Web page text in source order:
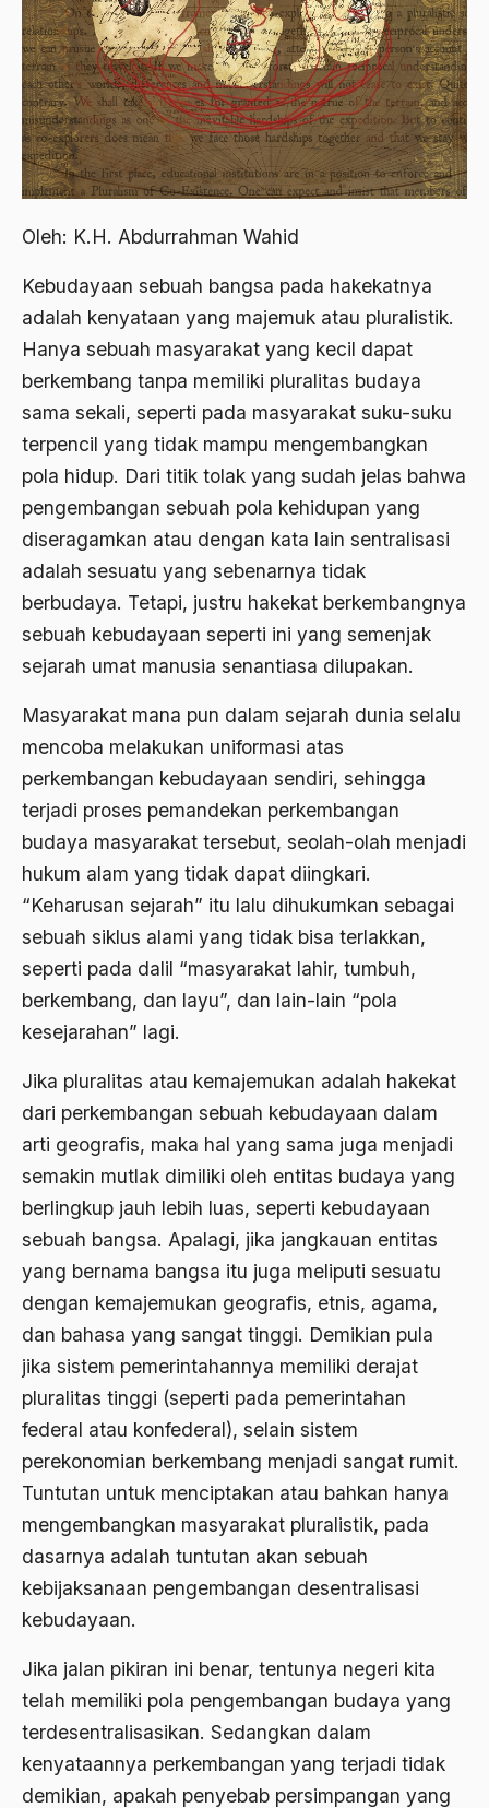
Oleh: K.H. Abdurrahman Wahid
Kebudayaan sebuah bangsa pada hakekatnya
adalah kenyataan yang majemuk atau pluralistik.
Hanya sebuah masyarakat yang kecil dapat
berkembang tanpa memiliki pluralitas budaya
sama sekali, seperti pada masyarakat suku-suku
terpencil yang tidak mampu mengembangkan
pola hidup. Dari titik tolak yang sudah jelas bahwa
pengembangan sebuah pola kehidupan yang
diseragamkan atau dengan kata lain sentralisasi
adalah sesuatu yang sebenarnya tidak
berbudaya. Tetapi, justru hakekat berkembangnya
sebuah kebudayaan seperti ini yang semenjak
sejarah umat manusia senantiasa dilupakan.
Masyarakat mana pun dalam sejarah dunia selalu
mencoba melakukan uniformasi atas
perkembangan kebudayaan sendiri, sehingga
terjadi proses pemandekan perkembangan
budaya masyarakat tersebut, seolah-olah menjadi
hukum alam yang tidak dapat diingkari.
“Keharusan sejarah” itu lalu dihukumkan sebagai
sebuah siklus alami yang tidak bisa terlakkan,
seperti pada dalil “masyarakat lahir, tumbuh,
berkembang, dan layu”, dan lain-lain “pola
kesejarahan” lagi.
Jika pluralitas atau kemajemukan adalah hakekat
dari perkembangan sebuah kebudayaan dalam
arti geografis, maka hal yang sama juga menjadi
semakin mutlak dimiliki oleh entitas budaya yang
berlingkup jauh lebih luas, seperti kebudayaan
sebuah bangsa. Apalagi, jika jangkauan entitas
yang bernama bangsa itu juga meliputi sesuatu
dengan kemajemukan geografis, etnis, agama,
dan bahasa yang sangat tinggi. Demikian pula
jika sistem pemerintahannya memiliki derajat
pluralitas tinggi (seperti pada pemerintahan
federal atau konfederal), selain sistem
perekonomian berkembang menjadi sangat rumit.
Tuntutan untuk menciptakan atau bahkan hanya
mengembangkan masyarakat pluralistik, pada
dasarnya adalah tuntutan akan sebuah
kebijaksanaan pengembangan desentralisasi
kebudayaan.
Jika jalan pikiran ini benar, tentunya negeri kita
telah memiliki pola pengembangan budaya yang
terdesentralisasikan. Sedangkan dalam
kenyataannya perkembangan yang terjadi tidak
demikian, apakah penyebab persimpangan yang
2012
2011
2010
2009
2008
2007
2005
2004
2002
2001
2000
1999
1998
1997
1995
1994
1993
1992
1990
1989
1985
1984
1982
1981
1979
1978
1977
1975
1974
1972
1971
Abdi Masyarakat
abdul wahid hasyim
Abdullah Badawi
Abdullah Sungkar
Abdullah Syafi'i
Abdurrahman Addakhil
abdurrahman wahid
Abolisi
Aboulhasan Bani Sadr
Abu AMrin Ibnu Alla'
Abu Bakar Ba’asyir
abu jihad
Abu Sangkan
Adagium
Adaptif Islam
Adat dan Syari'at
Adat Ngada
Adat Pra-Islam
Adat Siri
Adil dan Makmur
Adipati Unus
Adnan Buyung Nasution
Adopsi
Adu Pinalti
Advisors
Aera-Europa
Afganistan
Afiliasi Kultural
Afrika
Afrika utara
Agama Asli
Agama Asli Indonesia
Agama dan Negara